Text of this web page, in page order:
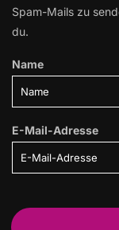
Spam-Mails zu
du.
Name
E-Mail-Adresse